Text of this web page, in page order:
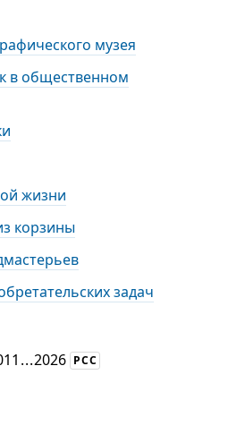
музея
в общественном
жизни
корзины
задач
...2026 РСС